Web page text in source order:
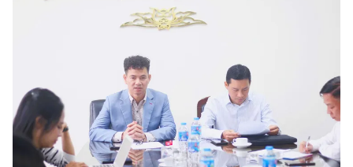
Góc doanh nghiệp
Hậu trường
Nhân vật
Khán giả
Điện ảnh
Âm nhạc
Đời sống
Du lịch
Giáo dục